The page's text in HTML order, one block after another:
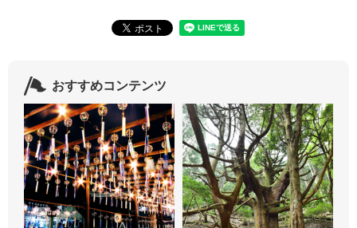
おすすめコンテンツ